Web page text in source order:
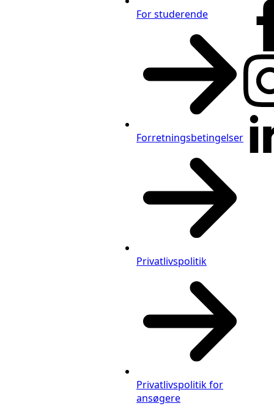
For studerende
Forretningsbetingelser
Privatlivspolitik
Privatlivspolitik for
ansøgere